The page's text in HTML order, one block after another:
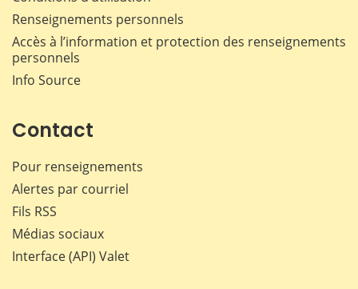
Renseignements personnels
Accès à l’information et protection des renseignements
personnels
Info Source
Contact
Pour renseignements
Alertes par courriel
Fils RSS
Médias sociaux
Interface (API) Valet